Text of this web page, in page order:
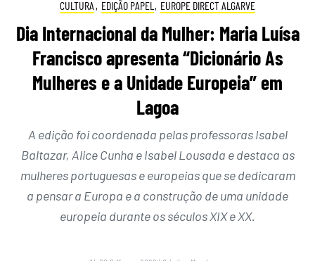
CULTURA , EDIÇÃO PAPEL , EUROPE DIRECT ALGARVE
Dia Internacional da Mulher: Maria Luísa
Francisco apresenta “Dicionário As
Mulheres e a Unidade Europeia” em
Lagoa
A edição foi coordenada pelas professoras Isabel
Baltazar, Alice Cunha e Isabel Lousada e destaca as
mulheres portuguesas e europeias que se dedicaram
a pensar a Europa e a construção de uma unidade
europeia durante os séculos XIX e XX.